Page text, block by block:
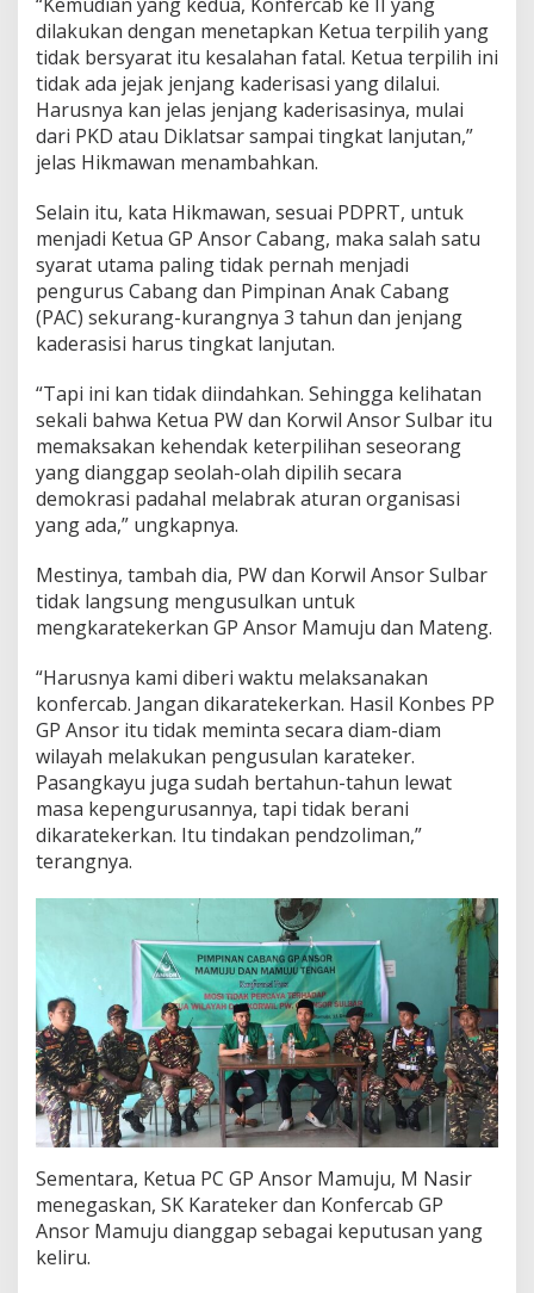
dilakukan dengan menetapkan Ketua terpilih yang
tidak bersyarat itu kesalahan fatal. Ketua terpilih ini
tidak ada jejak jenjang kaderisasi yang dilalui.
Harusnya kan jelas jenjang kaderisasinya, mulai
dari PKD atau Diklatsar sampai tingkat lanjutan,”
jelas Hikmawan menambahkan.
Selain itu, kata Hikmawan, sesuai PDPRT, untuk
menjadi Ketua GP Ansor Cabang, maka salah satu
syarat utama paling tidak pernah menjadi
pengurus Cabang dan Pimpinan Anak Cabang
(PAC) sekurang-kurangnya 3 tahun dan jenjang
kaderasisi harus tingkat lanjutan.
“Tapi ini kan tidak diindahkan. Sehingga kelihatan
sekali bahwa Ketua PW dan Korwil Ansor Sulbar itu
memaksakan kehendak keterpilihan seseorang
yang dianggap seolah-olah dipilih secara
demokrasi padahal melabrak aturan organisasi
yang ada,” ungkapnya.
Mestinya, tambah dia, PW dan Korwil Ansor Sulbar
tidak langsung mengusulkan untuk
mengkaratekerkan GP Ansor Mamuju dan Mateng.
“Harusnya kami diberi waktu melaksanakan
konfercab. Jangan dikaratekerkan. Hasil Konbes PP
GP Ansor itu tidak meminta secara diam-diam
wilayah melakukan pengusulan karateker.
Pasangkayu juga sudah bertahun-tahun lewat
masa kepengurusannya, tapi tidak berani
dikaratekerkan. Itu tindakan pendzoliman,”
terangnya.
Sementara, Ketua PC GP Ansor Mamuju, M Nasir
menegaskan, SK Karateker dan Konfercab GP
Ansor Mamuju dianggap sebagai keputusan yang
keliru.